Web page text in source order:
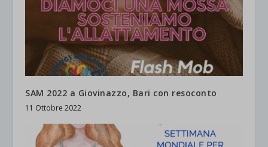
SAM 2022 a Giovinazzo, Bari con resoconto
11 Ottobre 2022